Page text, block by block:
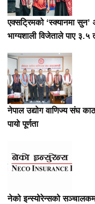
एक्सट्रिमको ‘स्क्यानमा सुन’
भाग्यशाली विजेताले पाए
नेपाल उद्योग वाणिज्य संघ
पायो पूर्णता
नेको इन्स्योरेन्सको